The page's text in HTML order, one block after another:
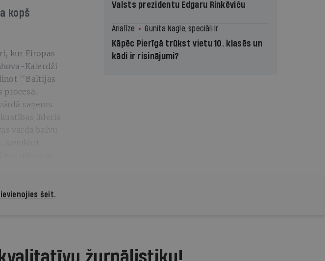
kopš
kur Eiropas
Kalerdži
''Baltijas
procesā.
saņems
līderis
vārdā balvu
Valsts prezidentu Edgaru Rinkēviču
Analīze Gunita Nagle, speciāli Ir
Kāpēc Pierīgā trūkst vietu 10. klasēs un
kādi ir risinājumi?
šeit.